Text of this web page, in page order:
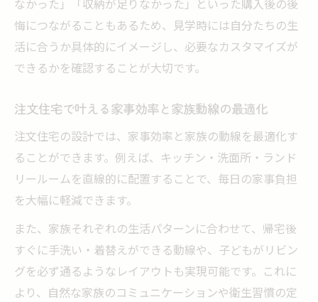
なかった」「収納が足りなかった」といった購入後の後
悔につながることもあるため、見学時には自分たちの生
活に合うか具体的にイメージし、必要なカスタマイズが
できるかを確認することが大切です。
注文住宅で叶える家事効率と家族動線の最適化
注文住宅の設計では、家事効率と家族の動線を最適化す
ることができます。例えば、キッチン・洗面所・ランド
リールームを直線的に配置することで、毎日の家事負担
を大幅に軽減できます。
また、家族それぞれの生活パターンに合わせて、帰宅後
すぐに手洗い・着替えができる動線や、子どもがリビン
グを必ず通るようなレイアウトも実現可能です。これに
より、自然な家族のコミュニケーションや衛生習慣の定